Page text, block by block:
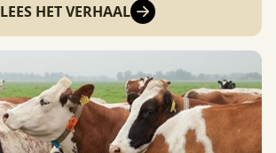
LEES HET VERHAAL